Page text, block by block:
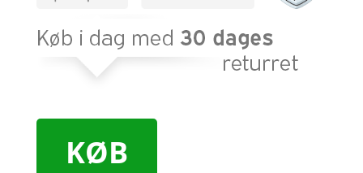
KØB